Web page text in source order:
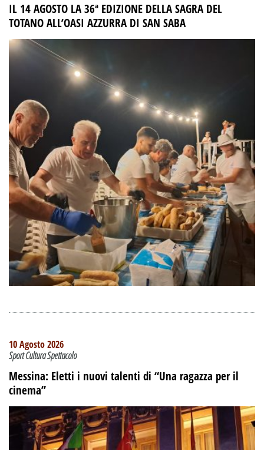
IL 14 AGOSTO LA 36ª EDIZIONE DELLA SAGRA DEL
TOTANO ALL’OASI AZZURRA DI SAN SABA
10 Agosto 2026
Sport Cultura Spettacolo
Messina: Eletti i nuovi talenti di “Una ragazza per il
cinema”